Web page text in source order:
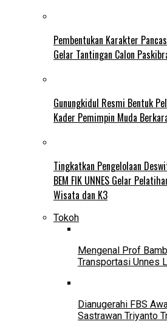
Pembentukan Karakter
Gelar Tantingan Calon
Gunungkidul Resmi Bentuk
Kader Pemimpin Muda
Tingkatkan Pengelolaan
BEM FIK UNNES Gelar
Wisata dan K3
Tokoh
Mengenal Prof
Transportasi Unnes
Dianugerahi FBS
Sastrawan Triyanto